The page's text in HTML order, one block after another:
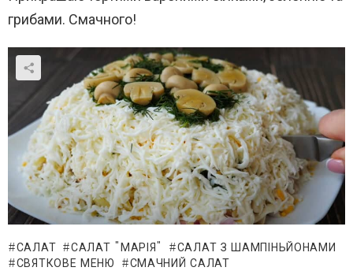
грибами. Смачного!
САЛАТ САЛАТ "МАРІЯ"
САЛАТ З ШАМПІНЬЙОНАМИ
СВЯТКОВЕ МЕНЮ
СМАЧНИЙ САЛАТ